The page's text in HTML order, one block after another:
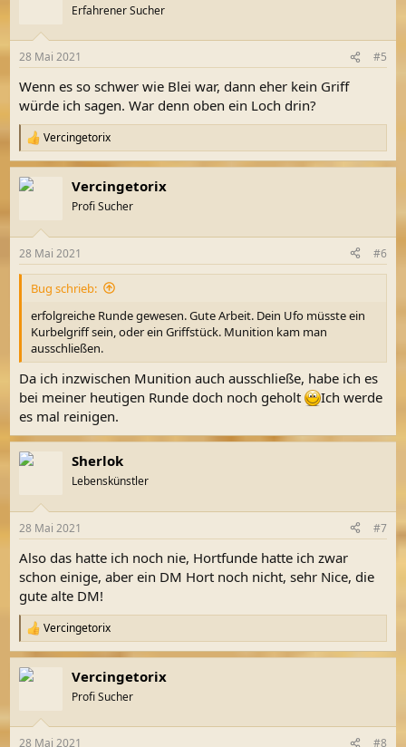
e
:
Erfahrener Sucher
28 Mai 2021 #5
Wenn es so schwer wie Blei war, dann eher kein Griff
würde ich sagen. War denn oben ein Loch drin?
R
e
a
k
e
n
Vercingetorix
Vercingetorix
Profi Sucher
28 Mai 2021 #6
Bug schrieb:
erfolgreiche Runde gewesen. Gute Arbeit. Dein Ufo müsste ein
Kurbelgriff sein, oder ein Griffstück. Munition kam man
ausschließen.
Da ich inzwischen Munition auch ausschließe, habe ich es
bei meiner heutigen Runde doch noch geholt
Ich werde
es mal reinigen.
Sherlok
Lebenskünstler
28 Mai 2021 #7
Also das hatte ich noch nie, Hortfunde hatte ich zwar
schon einige, aber ein DM Hort noch nicht, sehr Nice, die
gute alte DM!
R
e
a
k
Vercingetorix
Vercingetorix
Profi Sucher
28 Mai 2021 #8